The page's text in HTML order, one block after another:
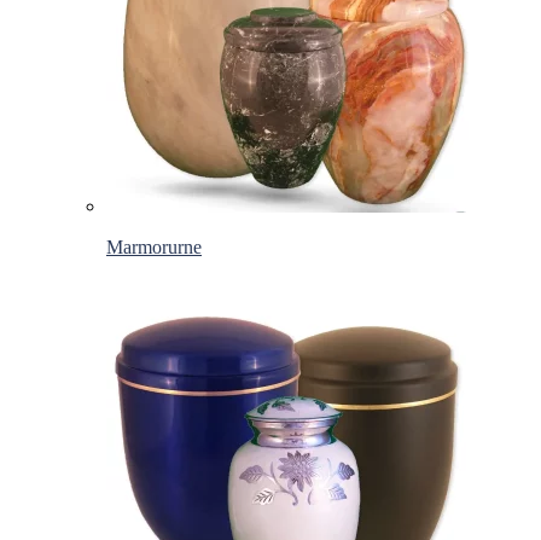
Marmorurne